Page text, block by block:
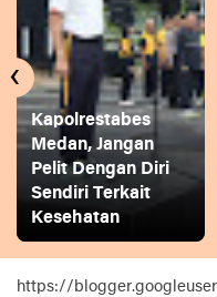
Kapolrestabes
Medan, Jangan
Pelit Dengan Diri
Sendiri Terkait
Kesehatan
‹
https://